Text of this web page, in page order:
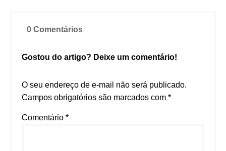
0 Comentários
Gostou do artigo? Deixe um comentário!
O seu endereço de e-mail não será publicado.
Campos obrigatórios são marcados com *
Comentário *